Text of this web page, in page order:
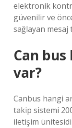
elektronik
güvenilir ve
sağlayan
Can
var?
Canbus hangi
takip sistemi
iletişim